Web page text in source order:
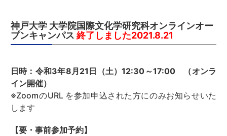
神戸大学 大学院国際文化学研究科オンラインオー
プンキャンパス 終了しました2021.8.21
日時：令和3年8月21日（土）12:30～17:00 （オンラ
イン開催）
※ZoomのURL を参加申込された方にのみお知らせいた
します
【要・事前参加予約】